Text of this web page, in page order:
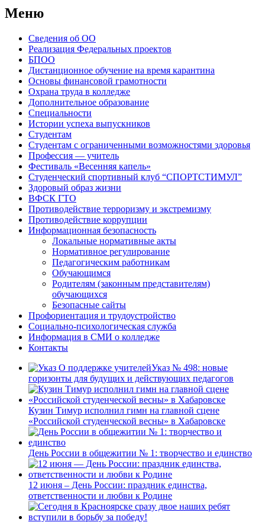
Меню
Сведения об ОО
Реализация Федеральных проектов
БПОО
Дистанционное обучение на время карантина
Основы финансовой грамотности
Охрана труда в колледже
Дополнительное образование
Специальности
Истории успеха выпускников
Студентам
Студентам с ограниченными возможностями здоровья
Профессия — учитель
Фестиваль «Весенняя капель»
Студенческий спортивный клуб “СПОРТСТИМУЛ”
Здоровый образ жизни
ВФСК ГТО
Противодействие терроризму и экстремизму
Противодействие коррупции
Информационная безопасность
Локальные нормативные акты
Нормативное регулирование
Педагогическим работникам
Обучающимся
Родителям (законным представителям)
обучающихся
Безопасные сайты
Профориентация и трудоустройство
Социально-психологическая служба
Информация в СМИ о колледже
Контакты
Указ № 498: новые
горизонты для будущих и действующих педагогов
Кузин Тимур исполнил гимн на главной сцене
«Российской студенческой весны» в Хабаровске
День России в общежитии № 1: творчество и единство
12 июня – День России: праздник единства,
ответственности и любви к Родине